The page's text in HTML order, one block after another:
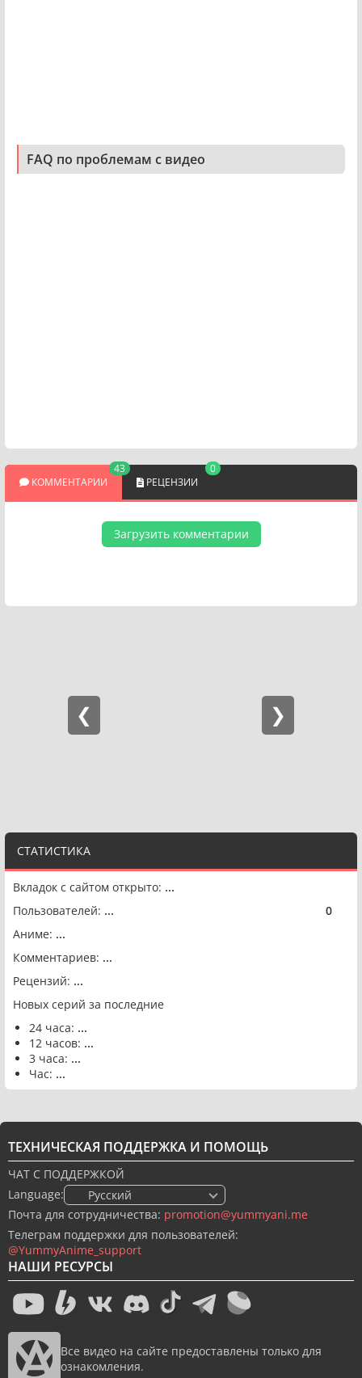
СТАТИСТИКА
Вкладок с сайтом открыто: ...
Пользователей: ... 0
Аниме: ...
Комментариев: ...
Рецензий: ...
Новых серий за последние
24 часа: ...
12 часов: ...
3 часа: ...
Час: ...
FAQ по проблемам с видео
КОММЕНТАРИИ
43
РЕЦЕНЗИИ
0
Загрузить комментарии
НАШИ РЕСУРСЫ
Все видео на сайте предоставлены только для
ознакомления.
ТЕХНИЧЕСКАЯ ПОДДЕРЖКА И ПОМОЩЬ
ЧАТ С ПОДДЕРЖКОЙ
Language:
🇷🇺 Русский
Почта для сотрудничества: promotion@yummyani.me
Телеграм поддержки для пользователей:
@YummyAnime_support